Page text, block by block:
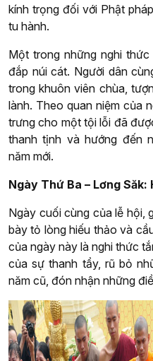
kính trọng đối với Phật
tu hành.
Một trong những nghi
đắp núi cát. Người dân
trong khuôn viên chùa,
lành. Theo quan niệm của
trưng cho một tội lỗi đã
thanh tịnh và hướng đến
năm mới.
Ngày Thứ Ba – Lơng
Ngày cuối cùng của lễ hội,
bày tỏ lòng hiếu thảo và
của ngày này là nghi thức
của sự thanh tẩy, rũ bỏ
năm cũ, đón nhận những